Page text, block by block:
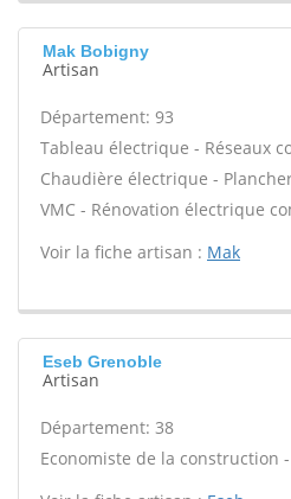
Mak Bobigny
Artisan
Département: 93
Tableau électrique - Réseaux
Chaudière électrique -
VMC - Rénovation électrique
Voir la fiche artisan : Mak
Eseb Grenoble
Artisan
Département: 38
Economiste de la construction